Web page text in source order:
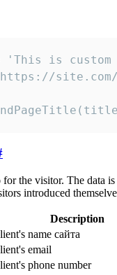
is
site.com/
for the visitor. The data
introduced
Description
name сайта
email
phone number